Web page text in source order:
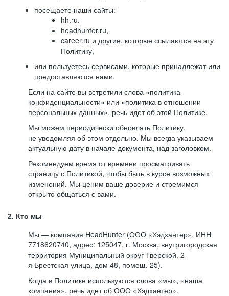
посещаете наши сайты:
hh.ru,
headhunter.ru,
career.ru и другие, которые ссылаются на эту
Политику,
или пользуетесь сервисами, которые принадлежат или
предоставляются нами.
Если на сайте вы встретили слова «политика
конфиденциальности» или «политика в отношении
персональных данных», речь идет об этой Политике.
Мы можем периодически обновлять Политику,
не уведомляя об этом отдельно. Мы всегда указываем
актуальную дату в начале документа, над заголовком.
Рекомендуем время от времени просматривать
страницу с Политикой, чтобы быть в курсе возможных
изменений. Мы ценим ваше доверие и стремимся
открыто общаться с вами.
2. Кто мы
Мы — компания HeadHunter (ООО «Хэдхантер», ИНН
7718620740, адрес: 125047, г. Москва, внутригородская
территория Муниципальный округ Тверской, 2-
я Брестская улица, дом 48, помещ. 25).
Когда в Политике используются слова «мы», «наша
компания», речь идет об ООО «Хэдхантер».